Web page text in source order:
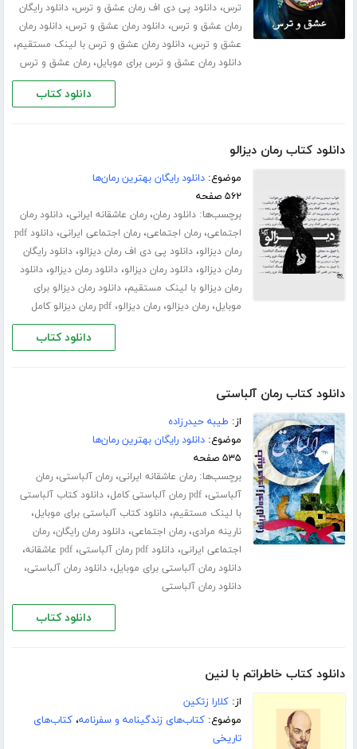
ترس،دانلود پی دی اف رمان عشق و ترس،دانلود رایگان
رمان عشق و ترس،دانلود رمان عشق و ترس،دانلود رمان
عشق و ترس،دانلود رمان عشق و ترس با لینک مستقیم،
دانلود رمان عشق و ترس برای موبایل،رمان عشق و ترس
دانلود کتاب
دانلود کتاب رمان دیزالو
موضوع:دانلود رایگان بهترین رمان‌ها
۵۶۲ صفحه
برچسب‌ها:دانلود رمان،رمان عاشقانه ایرانی،دانلود رمان
اجتماعی،رمان اجتماعی،رمان اجتماعی ایرانی،
دانلود pdf
رمان دیزالو،دانلود پی دی اف رمان دیزالو،دانلود رایگان
رمان دیزالو،دانلود رمان دیزالو،دانلود رمان دیزالو،دانلود
رمان دیزالو با لینک مستقیم،دانلود رمان دیزالو برای
موبایل،رمان دیزالو،رمان دیزالو،pdf رمان دیزالو کامل
دانلود کتاب
دانلود کتاب رمان آلباستی
از: طیبه حیدرزاده
موضوع:دانلود رایگان بهترین رمان‌ها
۵۳۵ صفحه
برچسب‌ها:رمان عاشقانه ایرانی،رمان آلباستی،رمان
آلباستی،pdf رمان آلباستی کامل ،دانلود کتاب آلباستی
با لینک مستقیم،دانلود کتاب آلباستی برای موبایل،
نارینه مرادی،رمان اجتماعی،دانلود رمان رایگان،رمان
اجتماعی ایرانی،دانلود pdf رمان آلباستی ،pdf عاشقانه ،
دانلود رمان آلباستی برای موبایل،دانلود رمان آلباستی،
دانلود رمان آلباستی
دانلود کتاب
دانلود کتاب خاطراتم با لنین
از:کلارا زتکین
موضوع:کتاب‌های زندگینامه و سفرنامه،کتاب‌های
تاریخی